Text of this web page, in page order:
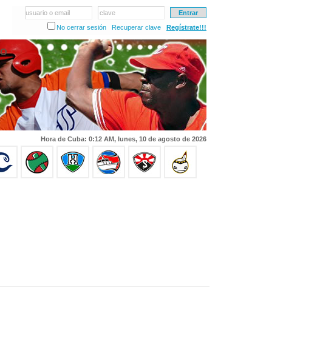
usuario o email
clave
No cerrar sesión
Recuperar clave Regístrate!!!
Hora de Cuba: 0:12 AM, lunes, 10 de agosto de 2026